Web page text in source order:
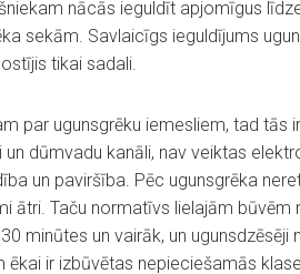
nācās ieguldīt apjomīgus
sekām. Savlaicīgs ieguldījums
tikai sadali.
par ugunsgrēku iemesliem, tad
un dūmvadu kanāli, nav veiktas
un paviršība. Pēc ugunsgrēka
ātri. Taču normatīvs lielajām
minūtes un vairāk, un
ēkai ir izbūvētas nepieciešamās